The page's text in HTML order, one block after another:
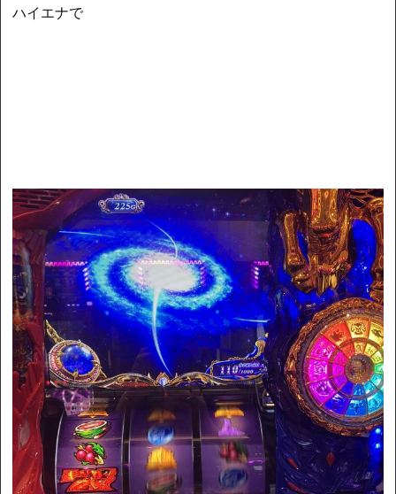
ハイエナで